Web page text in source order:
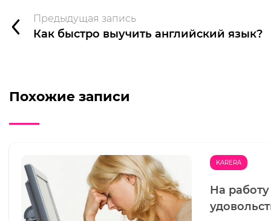
Предыдущая запись
Как быстро выучить английский язык?
Похожие записи
KARERA
На